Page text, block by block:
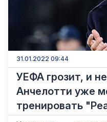
31.01.2022 09:44
УЕФА грозит, и
Анчелотти уже
тренировать